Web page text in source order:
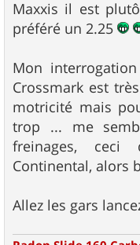
Maxxis il est
préféré un 2.25
Mon
Crossmark est
motricité mais
trop ... me
freinages,
Continental, alors
Allez les gars